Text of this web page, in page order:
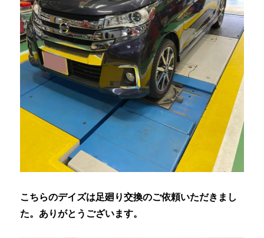
こちらのデイズは足廻り交換のご依頼いただきまし
た。ありがとうございます。